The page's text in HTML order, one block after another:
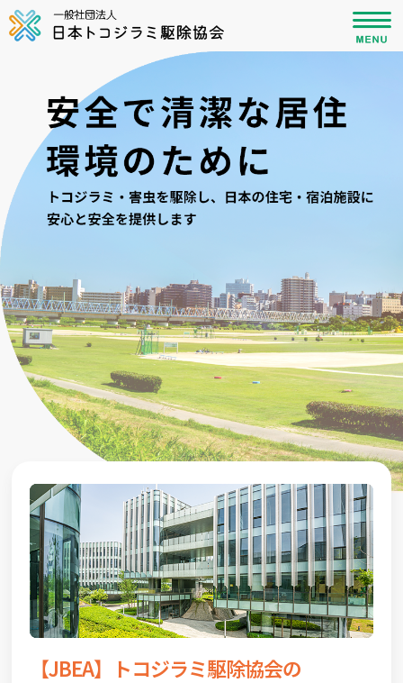
【JBEA】トコジラミ駆除協会の